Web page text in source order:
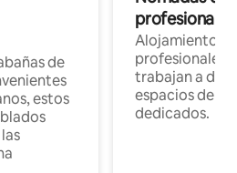
de
estos
Alojamientos
profesionales
trabajan a
espacios de
dedicados.